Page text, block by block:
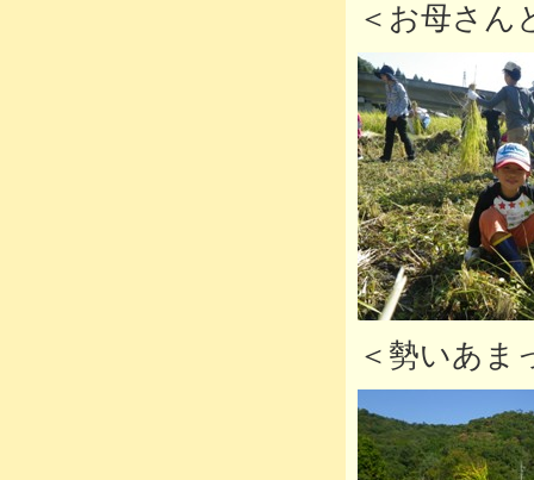
＜お母さん
＜勢いあま